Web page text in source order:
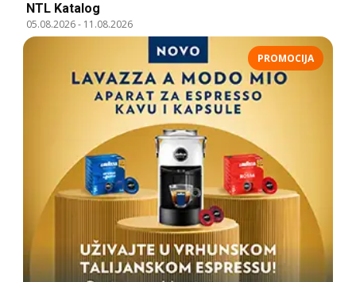
NTL Katalog
05.08.2026- 11.08.2026
PROMOCIJA